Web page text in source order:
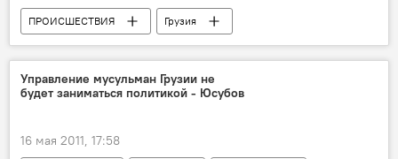
ПРОИСШЕСТВИЯ
Грузия
НОВОСТИ
Управление мусульман Грузии не
будет заниматься политикой - Юсубов
16 мая 2011, 17:58